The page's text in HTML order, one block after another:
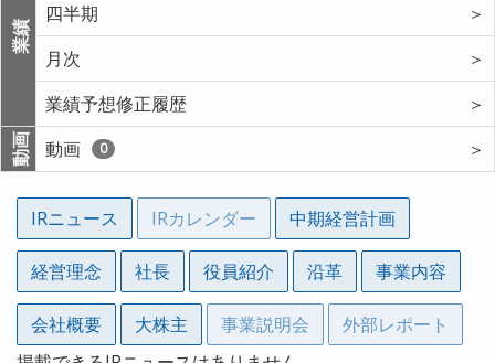
業績
四半期
＞
月次
＞
業績予想修正履歴
＞
動画 動画 0 ＞
IRニュース IRカレンダー 中期経営計画
経営理念 社長 役員紹介 沿革 事業内容
会社概要 大株主 事業説明会
外部レポート